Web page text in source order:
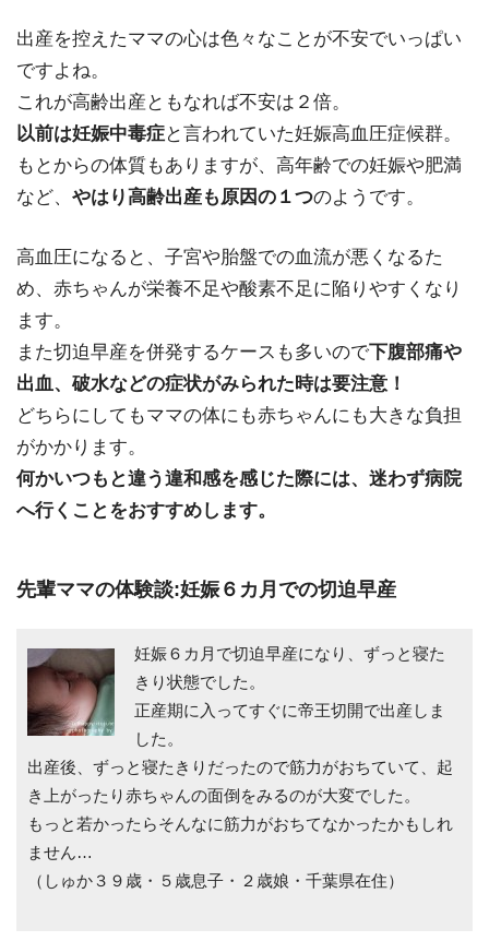
出産を控えたママの心は色々なことが不安でいっぱい
ですよね。
これが高齢出産ともなれば不安は２倍。
以前は妊娠中毒症と言われていた妊娠高血圧症候群。
もとからの体質もありますが、高年齢での妊娠や肥満
など、 やはり高齢出産も原因の１つのようです。
高血圧になると、子宮や胎盤での血流が悪くなるた
め、赤ちゃんが栄養不足や酸素不足に陥りやすくなり
ます。
また切迫早産を併発するケースも多いので下腹部痛や
出血、破水などの症状がみられた時は要注意！
どちらにしてもママの体にも赤ちゃんにも大きな負担
がかかります。
何かいつもと違う違和感を感じた際には、迷わず病院
へ行くことをおすすめします。
先輩ママの体験談:妊娠６カ月での切迫早産
妊娠６カ月で切迫早産になり、ずっと寝た
きり状態でした。
正産期に入ってすぐに帝王切開で出産しま
した。
出産後、ずっと寝たきりだったので筋力がおちていて、起
き上がったり赤ちゃんの面倒をみるのが大変でした。
もっと若かったらそんなに筋力がおちてなかったかもしれ
ません…
（しゅか３９歳・５歳息子・２歳娘・千葉県在住）